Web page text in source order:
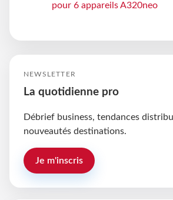
pour 6 appareils A320neo
NEWSLETTER
La quotidienne pro
Débrief business, tendances
nouveautés destinations.
Je m'inscris